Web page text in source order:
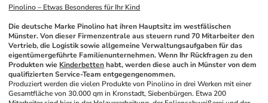
Pinolino – Etwas Besonderes für Ihr Kind
Die deutsche Marke Pinolino hat ihren Hauptsitz im westfälischen
Münster. Von dieser Firmenzentrale aus steuern rund 70 Mitarbeiter den
Vertrieb, die Logistik sowie allgemeine Verwaltungsaufgaben für das
eigentümergeführte Familienunternehmen. Wenn Ihr Rückfragen zu den
Produkten wie Kinderbetten habt, werden diese auch in Münster von dem
qualifizierten Service-Team entgegengenommen.
Produziert werden die vielen Produkte von Pinolino in drei Werken mit einer
Gesamtfläche von 30.000 qm in Kronstadt, Siebenbürgen. Etwa 200